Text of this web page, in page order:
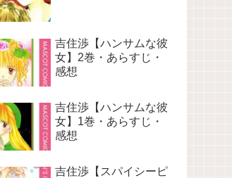
吉住渉【ハンサムな彼
女】2巻・あらすじ・
感想
吉住渉【ハンサムな彼
女】1巻・あらすじ・
感想
吉住渉【スパイシーピ